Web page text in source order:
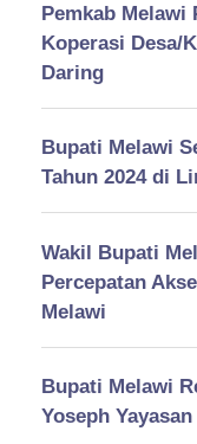
Pemkab Melawi
Koperasi Desa/
Daring
Bupati Melawi
Tahun 2024 di
Wakil Bupati
Percepatan
Melawi
Bupati Melawi
Yoseph